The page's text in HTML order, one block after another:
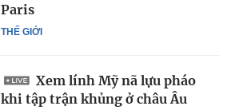
THẾ GIỚI
Paris
Xem lính Mỹ nã lựu pháo
khi tập trận khủng ở châu Âu